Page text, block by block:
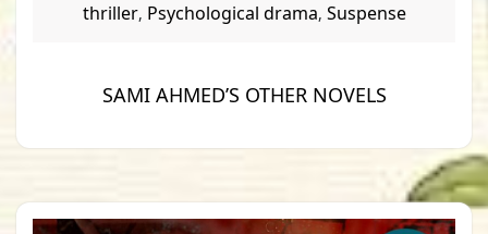
thriller, Psychological drama, Suspense
SAMI AHMED’S OTHER NOVELS